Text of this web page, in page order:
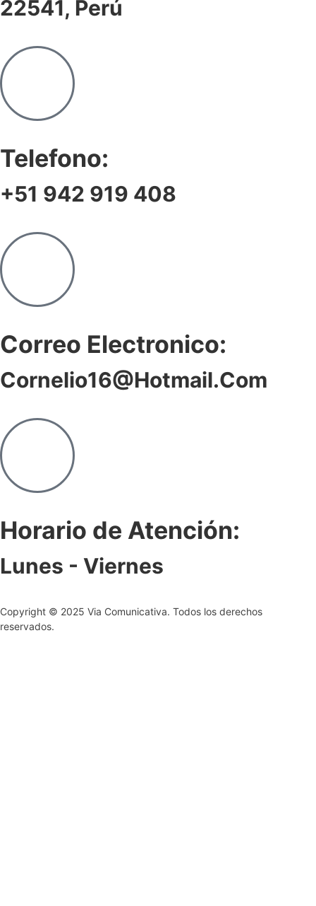
22541, Perú
Telefono:
+51 942 919 408
Correo Electronico:
Cornelio16@hotmail.com
Horario de Atención:
Lunes - Viernes
Copyright © 2025 Via Comunicativa. Todos los derechos
reservados.